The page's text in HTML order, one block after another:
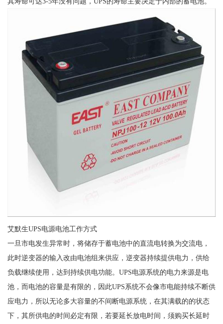
艾默生UPS电源电池工作方式
一旦市电发生异常时，将储存于蓄电池中的直流电转换为交流电，
此时逆变器的输入改由电池组来供应，逆变器持续提供电力，供给
负载继续使用，达到持续供电功能。UPS电源系统的电力来源是电
池，而电池的容量是有限的，因此UPS系统不会像市电能持续不断供
应电力，所以无论多大容量的不间断电源系统，在其满载的的状态
下，其所供电的时间必定有限，若要延长放电时间，须购买长延时